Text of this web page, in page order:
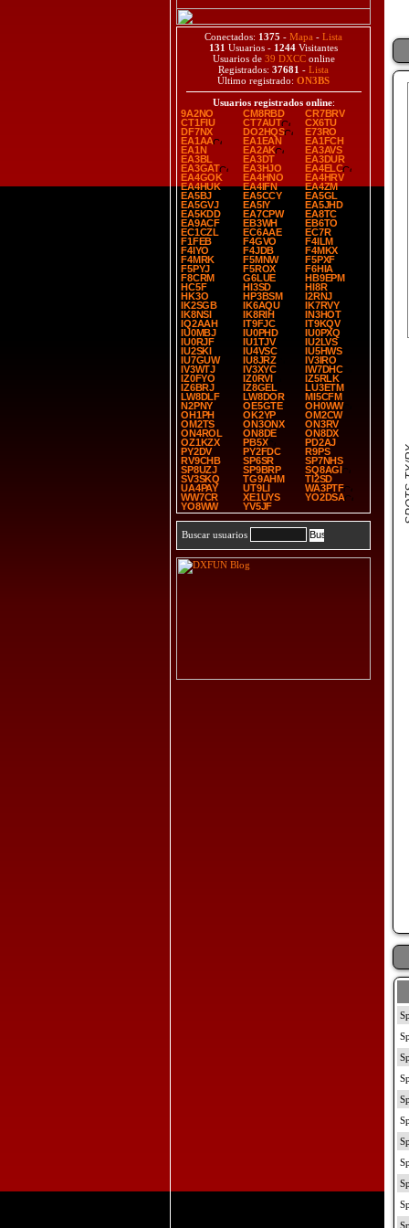
Conectados: 1375 - Mapa - Lista
131 Usuarios - 1244 Visitantes
Usuarios de 39 DXCConline
Registrados: 37681 - Lista
Último registrado: ON3BS
Usuarios registrados online:
9A2NO
CM8RBD
CR7BRV
CT1FIU
CT7AUT
CX6TU
DF7NX
DO2HQS
E73RO
EA1AA
EA1EAN
EA1FCH
EA1N
EA2AK
EA3AVS
EA3BL
EA3DT
EA3DUR
EA3GAT
EA3HJO
EA4ELC
EA4GOK
EA4HNO
EA4HRV
EA4HUK
EA4IFN
EA4ZM
EA5BJ
EA5CCY
EA5GL
EA5GVJ
EA5IY
EA5JHD
EA5KDD
EA7CPW
EA8TC
EA9ACF
EB3WH
EB6TO
EC1CZL
EC6AAE
EC7R
F1FEB
F4GVO
F4ILM
F4IYO
F4JDB
F4MKX
F4MRK
F5MNW
F5PXF
F5PYJ
F5ROX
F6HIA
F8CRM
G6LUE
HB9EPM
HC5F
HI3SD
HI8R
HK3O
HP3BSM
I2RNJ
IK2SGB
IK6AQU
IK7RVY
IK8NSI
IK8RIH
IN3HOT
IQ2AAH
IT9FJC
IT9KQV
IU0MBJ
IU0PHD
IU0PXQ
IU0RJF
IU1TJV
IU2LVS
IU2SKI
IU4VSC
IU5HWS
IU7GUW
IU8JRZ
IV3IRO
IV3WTJ
IV3XYC
IW7DHC
IZ0FYO
IZ0RVI
IZ5RLK
IZ6BRJ
IZ8GEL
LU3ETM
LW8DLF
LW8DOR
MI5CFM
N2PNY
OE5GTE
OH0WW
OH1PH
OK2YP
OM2CW
OM2TS
ON3ONX
ON3RV
ON4ROL
ON8DE
ON8DX
OZ1KZX
PB5X
PD2AJ
PY2DV
PY2FDC
R9PS
RV9CHB
SP6SR
SP7NHS
SP8UZJ
SP9BRP
SQ8AGI
SV3SKQ
TG9AHM
TI2SD
UA4PAY
UT9LI
WA3PTF
WW7CR
XE1UYS
YO2DSA
YO8WW
YV5JF
Buscar usuarios